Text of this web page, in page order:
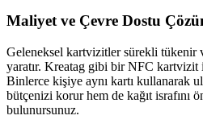
Maliyet ve Çevre Dostu
Geleneksel kartvizitler sürekli tükenir
yaratır. Kreatag gibi bir NFC kartvizit
Binlerce kişiye aynı kartı kullanarak
bütçenizi korur hem de kağıt israfını
bulunursunuz.